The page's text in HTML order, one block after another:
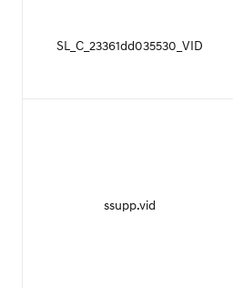
SL_C_23361dd035530_VID
ssupp.vid